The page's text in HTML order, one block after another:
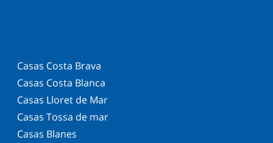
Casas Costa Brava
Casas Costa Blanca
Casas Lloret de Mar
Casas Tossa de mar
Casas Blanes